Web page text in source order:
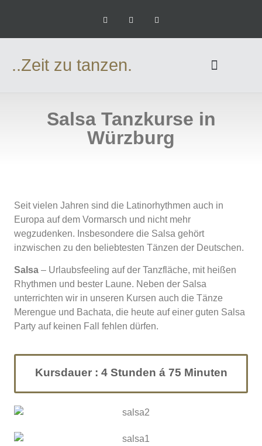
..Zeit zu tanzen.
Salsa Tanzkurse in
Würzburg
Seit vielen Jahren sind die Latinorhythmen auch in
Europa auf dem Vormarsch und nicht mehr
wegzudenken. Insbesondere die Salsa gehört
inzwischen zu den beliebtesten Tänzen der Deutschen.
Salsa – Urlaubsfeeling auf der Tanzfläche, mit heißen
Rhythmen und bester Laune. Neben der Salsa
unterrichten wir in unseren Kursen auch die Tänze
Merengue und Bachata, die heute auf einer guten Salsa
Party auf keinen Fall fehlen dürfen.
Kursdauer : 4 Stunden á 75 Minuten